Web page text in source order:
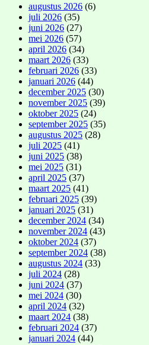
augustus 2026 (6)
juli 2026 (35)
juni 2026 (27)
mei 2026 (57)
april 2026 (34)
maart 2026 (33)
februari 2026 (33)
januari 2026 (44)
december 2025 (30)
november 2025 (39)
oktober 2025 (24)
september 2025 (35)
augustus 2025 (28)
juli 2025 (41)
juni 2025 (38)
mei 2025 (31)
april 2025 (37)
maart 2025 (41)
februari 2025 (39)
januari 2025 (31)
december 2024 (34)
november 2024 (43)
oktober 2024 (37)
september 2024 (38)
augustus 2024 (33)
juli 2024 (28)
juni 2024 (37)
mei 2024 (30)
april 2024 (32)
maart 2024 (38)
februari 2024 (37)
januari 2024 (44)